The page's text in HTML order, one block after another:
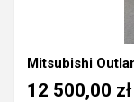
Mitsubishi
12 500,00 zł